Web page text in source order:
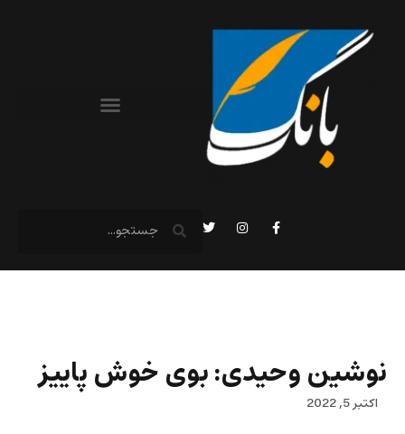
نوشین وحیدی: بوی خوش پاییز
اکتبر 5, 2022